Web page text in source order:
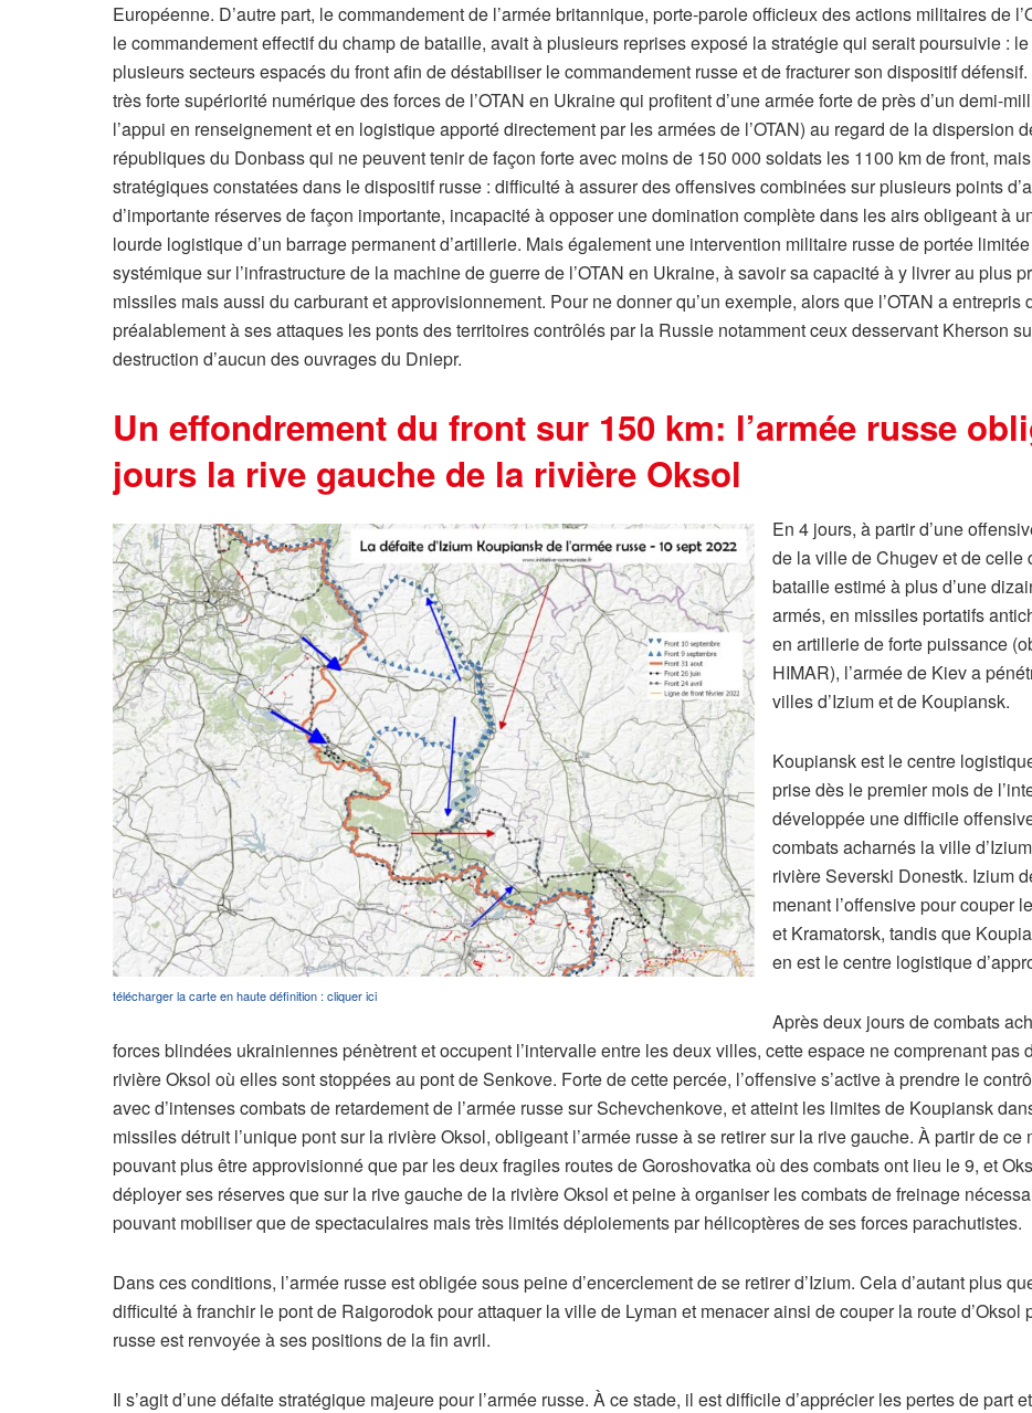
Européenne. D’autre part, le commandement de l’armée britannique, porte-parole officieux des actions militaires de
le commandement effectif du champ de bataille, avait à plusieurs reprises exposé la stratégie qui serait poursuivie :
plusieurs secteurs espacés du front afin de déstabiliser le commandement russe et de fracturer son dispositif
très forte supériorité numérique des forces de l’OTAN en Ukraine qui profitent d’une armée forte de près d’un demi-
l’appui en renseignement et en logistique apporté directement par les armées de l’OTAN) au regard de la dispersion
républiques du Donbass qui ne peuvent tenir de façon forte avec moins de 150 000 soldats les 1100 km de front,
stratégiques constatées dans le dispositif russe : difficulté à assurer des offensives combinées sur plusieurs points
d’importante réserves de façon importante, incapacité à opposer une domination complète dans les airs obligeant à
lourde logistique d’un barrage permanent d’artillerie. Mais également une intervention militaire russe de portée
systémique sur l’infrastructure de la machine de guerre de l’OTAN en Ukraine, à savoir sa capacité à y livrer au plus
missiles mais aussi du carburant et approvisionnement. Pour ne donner qu’un exemple, alors que l’OTAN a
préalablement à ses attaques les ponts des territoires contrôlés par la Russie notamment ceux desservant Kherson
destruction d’aucun des ouvrages du Dniepr.
Un effondrement du front sur 150 km: l’armée russe
jours la rive gauche de la rivière Oksol
télécharger la carte en haute définition : cliquer ici
En 4 jours, à partir d’une
de la ville de Chugev et de celle
bataille estimé à plus d’une
armés, en missiles portatifs
en artillerie de forte puissance
HIMAR), l’armée de Kiev a
villes d’Izium et de Koupiansk.
Koupiansk est le centre
prise dès le premier mois de
développée une difficile
combats acharnés la ville
rivière Severski Donestk. Izium
menant l’offensive pour couper
et Kramatorsk, tandis que
en est le centre logistique
Après deux jours de combats
forces blindées ukrainiennes pénètrent et occupent l’intervalle entre les deux villes, cette espace ne comprenant pas
rivière Oksol où elles sont stoppées au pont de Senkove. Forte de cette percée, l’offensive s’active à prendre le
avec d’intenses combats de retardement de l’armée russe sur Schevchenkove, et atteint les limites de Koupiansk
missiles détruit l’unique pont sur la rivière Oksol, obligeant l’armée russe à se retirer sur la rive gauche. À partir de ce
pouvant plus être approvisionné que par les deux fragiles routes de Goroshovatka où des combats ont lieu le 9, et
déployer ses réserves que sur la rive gauche de la rivière Oksol et peine à organiser les combats de freinage
pouvant mobiliser que de spectaculaires mais très limités déploiements par hélicoptères de ses forces parachutistes.
Dans ces conditions, l’armée russe est obligée sous peine d’encerclement de se retirer d’Izium. Cela d’autant plus
difficulté à franchir le pont de Raigorodok pour attaquer la ville de Lyman et menacer ainsi de couper la route d’Oksol
russe est renvoyée à ses positions de la fin avril.
Il s’agit d’une défaite stratégique majeure pour l’armée russe. À ce stade, il est difficile d’apprécier les pertes de part